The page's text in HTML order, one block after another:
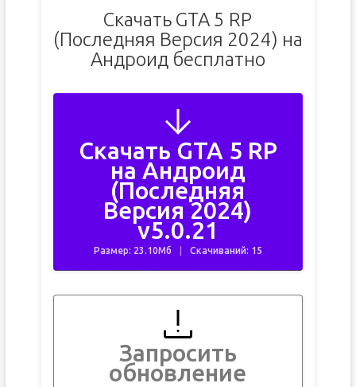
Скачать GTA 5 RP
(Последняя Версия 2024) на
Андроид бесплатно
Скачать GTA 5 RP
на Андроид
(Последняя
Версия 2024)
v5.0.21
Размер: 23.10Мб Скачиваний: 15
Запросить
обновление